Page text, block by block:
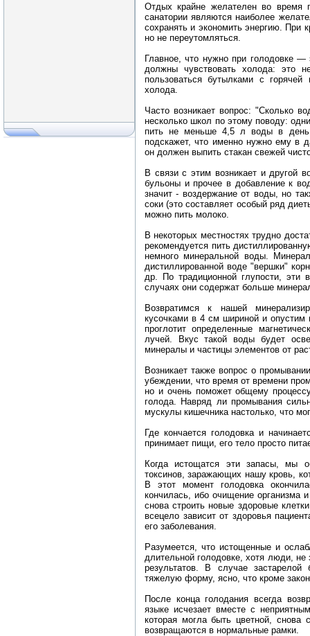
Отдых крайне желателен во время
санатории являются наиболее
сохранять и экономить энергию. При
но не переутомляться.
Главное, что нужно при голодовке
должны чувствовать холода: это
пользоваться бутылками с
холода.
Часто возникает вопрос: "Сколько
несколько школ по этому поводу:
пить не меньше 4,5 л воды в день.
подскажет, что именно нужно ему в
он должен выпить стакан свежей
В связи с этим возникает и другой
бульоны и прочее в добавление к
значит - воздержание от воды, но
соки (это составляет особый ряд
можно пить молоко.
В некоторых местностях трудно
рекомендуется пить
немного минеральной воды.
дистиллированной воде "вершки"
др. По традиционной глупости,
случаях они содержат больше
Возвратимся к нашей
кусочками в 4 см шириной и
проглотит определенные
лучей. Вкус такой воды будет
минералы и частицы элементов от
Возникает также вопрос о
убеждении, что время от времени
но и очень поможет общему
голода. Навряд ли промывания
мускулы кишечника настолько, что
Где кончается голодовка и
принимает пищи, его тело просто
Когда истощатся эти запасы, мы
токсинов, заражающих нашу кровь,
В этот момент голодовка
кончилась, ибо очищение организма
снова строить новые здоровые
всецело зависит от здоровья
его заболевания.
Разумеется, что истощенные и
длительной голодовке, хотя люди, не
результатов. В случае
тяжелую форму, ясно, что кроме
После конца голодания всегда
языке исчезает вместе с
которая могла быть цветной, снова
возвращаются в нормальные рамки.